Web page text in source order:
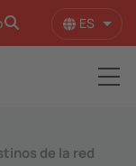
ES
de la red